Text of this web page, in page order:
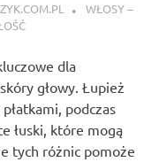
WŁOSY –
dla
głowy. Łupież
podczas
łuski, które mogą
tych różnic pomoże